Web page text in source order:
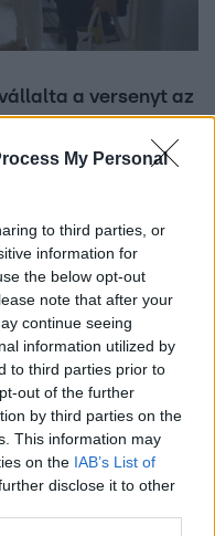
My Personal
to third parties, or
information for
the below opt-out
note that after your
continue seeing
information utilized by
to third parties prior to
out of the further
by third parties on the
This information may
on the IAB’s List of
disclose it to other
a versenyt az
került, a versenyző
az
2:55